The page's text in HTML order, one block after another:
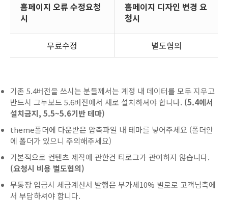
홈페이지 오류 수정요청
시
홈페이지 디자인 변경 요
청시
무료수정 별도협의
기존 5.4버전을 쓰시는 분들께서는 계정 내 데이터를 모두 지우고
반드시 그누보드 5.6버전에서 새로 설치하셔야 합니다. (5.4에서
설치금지, 5.5~5.6기반 테마)
theme폴더에 다운받은 압축파일 내 테마를 넣어주세요 (폴더안
에 폴더가 있으니 주의해주세요)
기본적으로 컨텐츠 제작에 관한건 티로그가 관여하지 않습니다.
(요청시 비용 별도협의)
무통장 입금시 세금계산서 발행은 부가세10% 별로로 고객님측에
서 부담하셔야 합니다.